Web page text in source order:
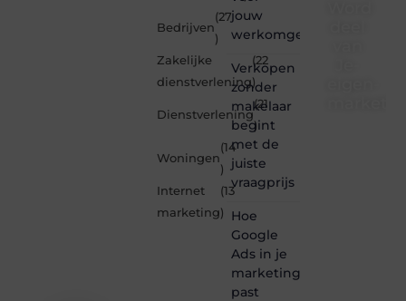
Bedrijven
(27
)
Zakelijke
dienstverlening
(22
)
Dienstverlening
(21
)
Woningen
(14
)
Internet
marketing
(13
)
jouw
werkomgeving
Verkopen
zonder
makelaar
begint
met de
juiste
vraagprijs
Hoe
Google
Ads in je
marketingmix
past